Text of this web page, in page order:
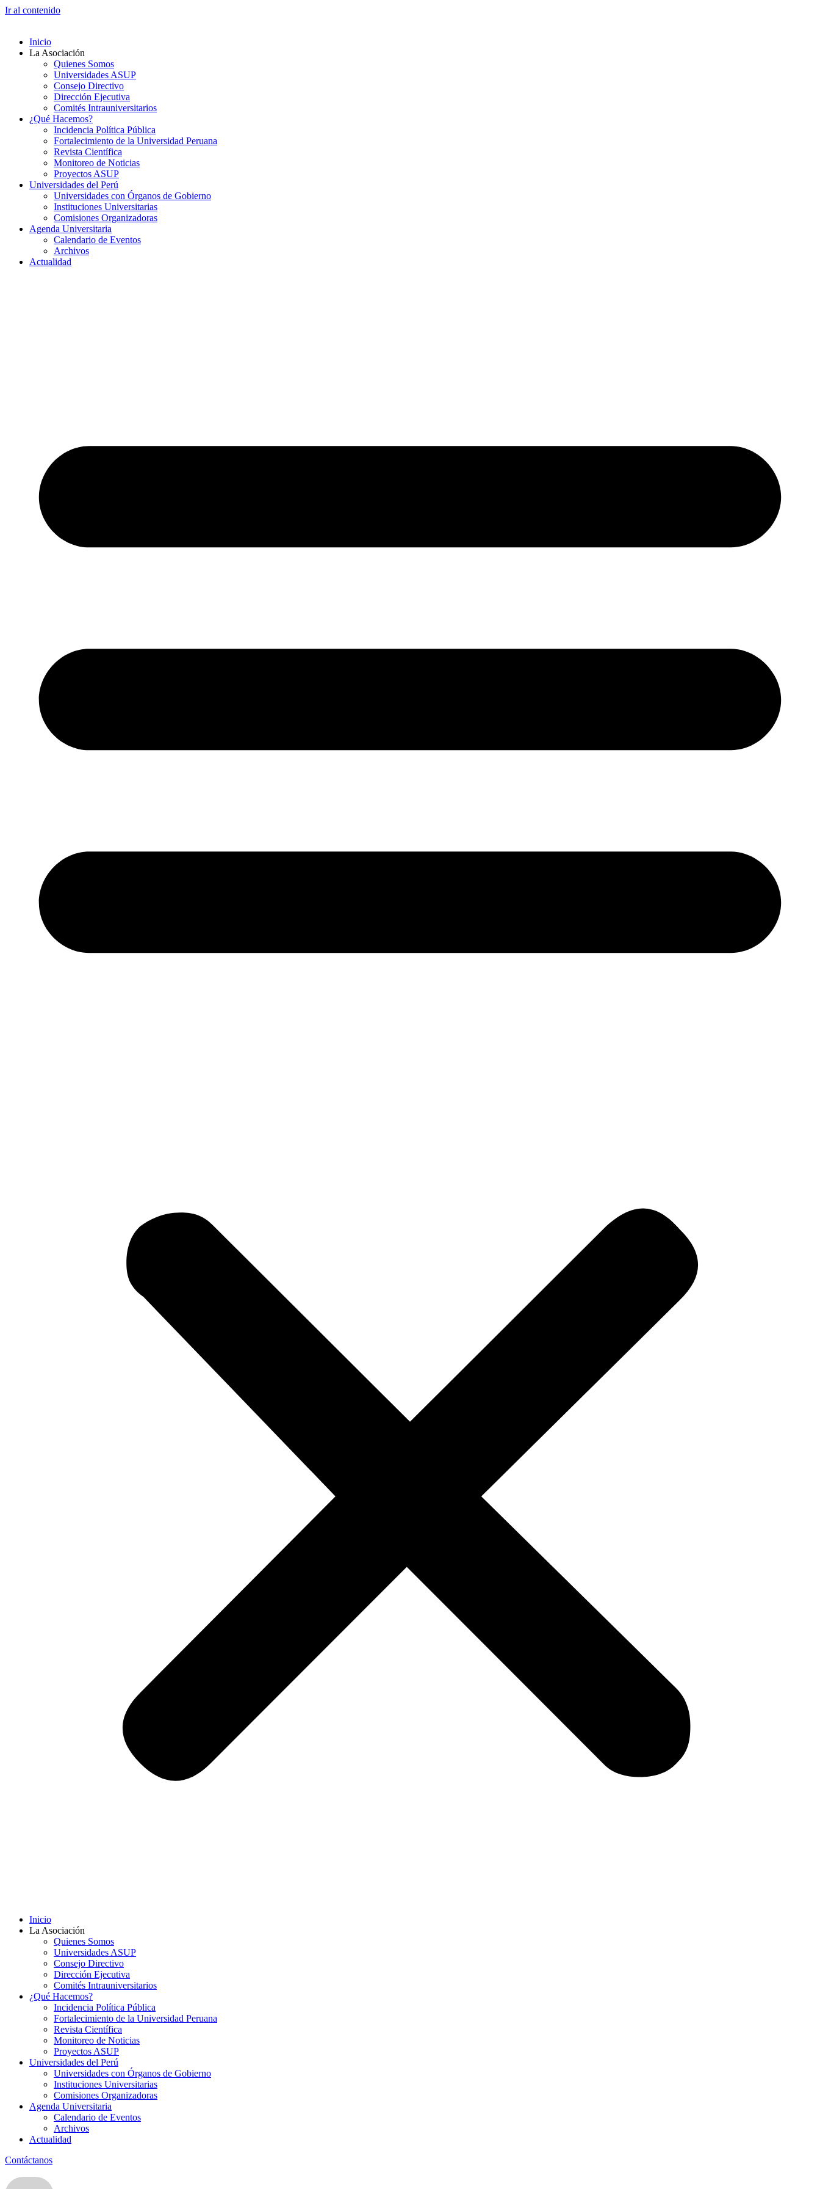
Ir al contenido
Inicio
La Asociación
Quienes Somos
Universidades ASUP
Consejo Directivo
Dirección Ejecutiva
Comités Intrauniversitarios
¿Qué Hacemos?
Incidencia Política Pública
Fortalecimiento de la Universidad Peruana
Revista Científica
Monitoreo de Noticias
Proyectos ASUP
Universidades del Perú
Universidades con Órganos de Gobierno
Instituciones Universitarias
Comisiones Organizadoras
Agenda Universitaria
Calendario de Eventos
Archivos
Actualidad
Inicio
La Asociación
Quienes Somos
Universidades ASUP
Consejo Directivo
Dirección Ejecutiva
Comités Intrauniversitarios
¿Qué Hacemos?
Incidencia Política Pública
Fortalecimiento de la Universidad Peruana
Revista Científica
Monitoreo de Noticias
Proyectos ASUP
Universidades del Perú
Universidades con Órganos de Gobierno
Instituciones Universitarias
Comisiones Organizadoras
Agenda Universitaria
Calendario de Eventos
Archivos
Actualidad
Contáctanos